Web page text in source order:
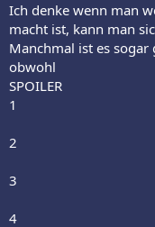
Ich denke wenn man
macht ist, kann man
Manchmal ist es
obwohl
SPOILER
1
2
3
4